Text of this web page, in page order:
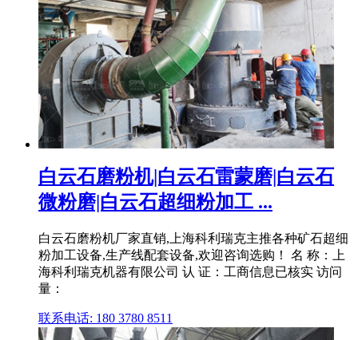
白云石磨粉机|白云石雷蒙磨|白云石
微粉磨|白云石超细粉加工 ...
白云石磨粉机厂家直销,上海科利瑞克主推各种矿石超细
粉加工设备,生产线配套设备,欢迎咨询选购！ 名 称：上
海科利瑞克机器有限公司 认 证：工商信息已核实 访问
量：
联系电话: 180 3780 8511